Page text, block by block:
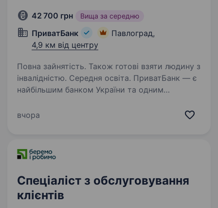
42 700 грн Вища за середню
ПриватБанк
Павлоград,
4,9 км від центру
Повна зайнятість. Також готові взяти людину з
інвалідністю. Середня освіта. ПриватБанк — є
найбільшим банком України та одним
лідуючі позиції за всіма фінансовими
вчора
Спеціаліст з обслуговування
клієнтів